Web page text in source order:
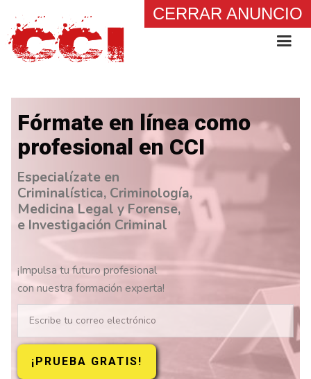
Fórmate en línea como
profesional en CCI
Especialízate en
Criminalística, Criminología,
Medicina Legal y Forense,
e Investigación Criminal
¡Impulsa tu futuro profesional
con nuestra formación experta!
CERRAR ANUNCIO